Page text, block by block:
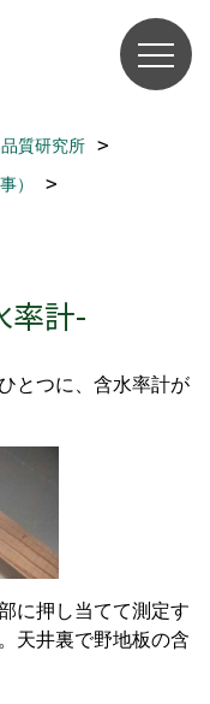
品質研究所
）
計-
とつに、含水率計が
に押し当てて測定す
天井裏で野地板の含